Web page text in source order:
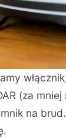
(za mniej
na